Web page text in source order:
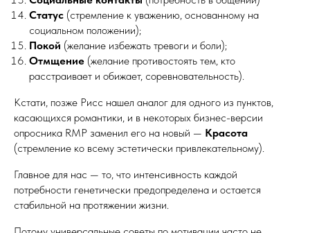
Статус (стремление к уважению, основанному на
социальном положении);
Покой (желание избежать тревоги и боли);
Отмщение (желание противостоять тем, кто
расстраивает и обижает, соревновательность).
Кстати, позже Рисс нашел аналог для одного из пунктов,
касающихся романтики, и в некоторых бизнес-версии
опросника RMP заменил его на новый — Красота
(стремление ко всему эстетически привлекательному).
Главное для нас — то, что интенсивность каждой
потребности генетически предопределена и остается
стабильной на протяжении жизни.